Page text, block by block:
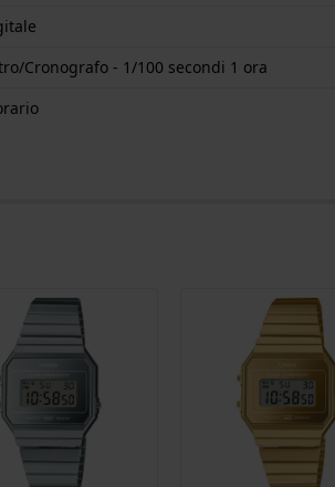
Cronografo - 1/100 secondi 1 ora